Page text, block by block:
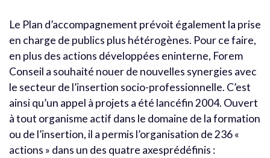
Le Plan d’accompagnement prévoit également la prise
en charge de publics plus hétérogènes. Pour ce faire,
en plus des actions développées eninterne, Forem
Conseil a souhaité nouer de nouvelles synergies avec
le secteur de l’insertion socio-professionnelle. C’est
ainsi qu’un appel à projets a été lancéfin 2004. Ouvert
à tout organisme actif dans le domaine de la formation
ou de l’insertion, il a permis l’organisation de 236 «
actions » dans un des quatre axesprédéfinis :